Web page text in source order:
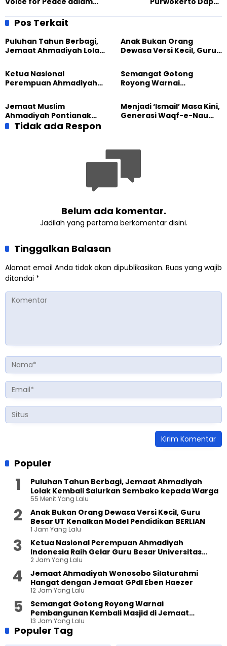
Perang di Gaza
Syarifuddin Zuhri Guna
Pos Terkait
Puluhan Tahun Berbagi,
Jemaat Ahmadiyah Lolak
Sembako kepada Warga
Anak Bukan Orang
Dewasa Versi Kecil, Guru
Pendidikan BERLIAN
Ketua Nasional
Perempuan Ahmadiyah
Besar Universitas
Terbuka
Semangat Gotong
Royong Warnai
Masjid di Jemaat
Ahmadiyah Sukapura
Jemaat Muslim
Ahmadiyah Pontianak
dan Gereja Katedral
Perkuat Kolaborasi Sosial
Menjadi ‘Ismail’ Masa Kini,
Generasi Waqf-e-Nau
Tidak ada Respon
Belum ada komentar.
Jadilah yang pertama berkomentar disini.
Tinggalkan Balasan
Alamat email Anda tidak akan dipublikasikan. Ruas yang wajib
ditandai *
Populer
Puluhan Tahun Berbagi, Jemaat Ahmadiyah
Lolak Kembali Salurkan Sembako kepada Warga
55 Menit Yang Lalu
Anak Bukan Orang Dewasa Versi Kecil, Guru
Besar UT Kenalkan Model Pendidikan BERLIAN
1 Jam Yang Lalu
Ketua Nasional Perempuan Ahmadiyah
Indonesia Raih Gelar Guru Besar Universitas
Terbuka
2 Jam Yang Lalu
Jemaat Ahmadiyah Wonosobo Silaturahmi
Hangat dengan Jemaat GPdI Eben Haezer
12 Jam Yang Lalu
Semangat Gotong Royong Warnai
Pembangunan Kembali Masjid di Jemaat
Ahmadiyah Sukapura
13 Jam Yang Lalu
Populer Tag